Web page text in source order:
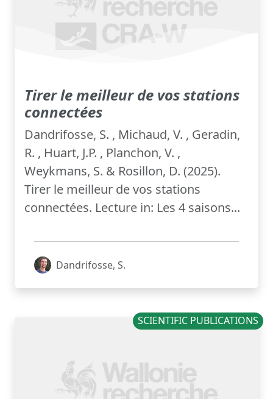
Tirer le meilleur de vos stations
connectées
Dandrifosse, S. , Michaud, V. , Geradin,
R. , Huart, J.P. , Planchon, V. ,
Weykmans, S. & Rosillon, D. (2025).
Tirer le meilleur de vos stations
connectées. Lecture in: Les 4 saisons...
Dandrifosse, S.
SCIENTIFIC PUBLICATIONS